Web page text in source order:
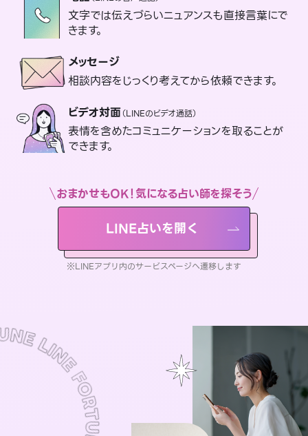
文字では伝えづらいニュアンスも直接言葉にで
きます。
メッセージ
相談内容をじっくり考えてから依頼できます。
ビデオ対面（LINEのビデオ通話）
表情を含めたコミュニケーションを取ることが
できます。
おまかせもOK！気になる占い師を探そう
LINE占いを開く
※LINEアプリ内のサービスページへ遷移します